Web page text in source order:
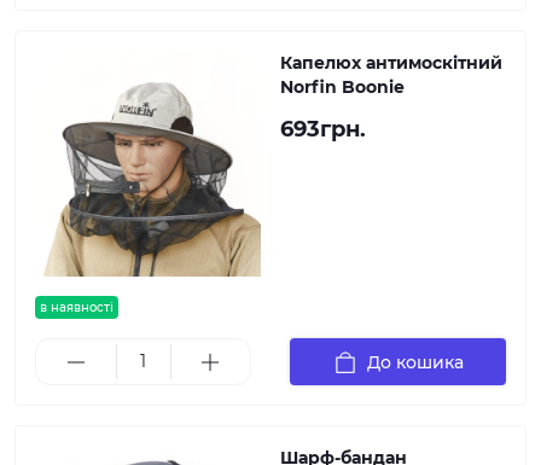
в наявності
Капелюх антимоскітний
Norfin Boonie
693грн.
До кошика
Шарф-бандан